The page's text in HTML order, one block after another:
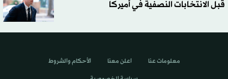
قبل الانتخابات النصفية في أميركا
معلومات عنا اعلن معنا الأحكام والشروط